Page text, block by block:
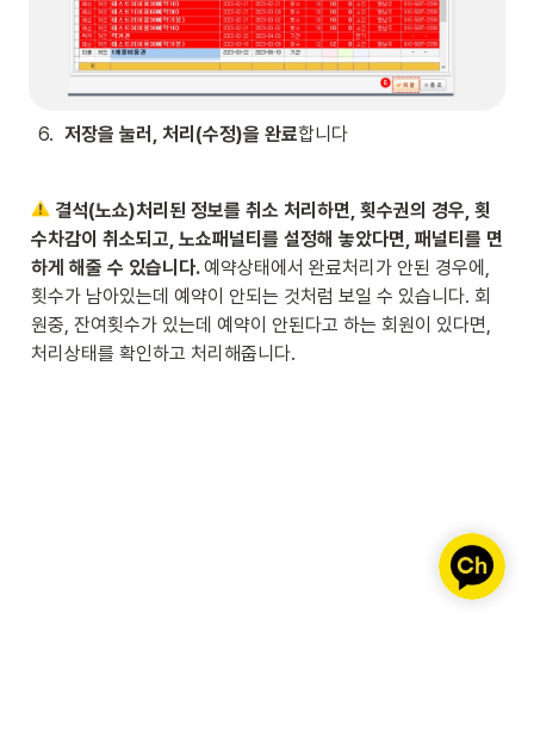
6. 저장을 눌러, 처리(수정)을 완료합니다
결석(노쇼)처리된 정보를 취소 처리하면, 횟수권의 경우, 횟
수차감이 취소되고, 노쇼패널티를 설정해 놓았다면, 패널티를 면
하게 해줄 수 있습니다. 예약상태에서 완료처리가 안된 경우에,
횟수가 남아있는데 예약이 안되는 것처럼 보일 수 있습니다. 회
원중, 잔여횟수가 있는데 예약이 안된다고 하는 회원이 있다면,
처리상태를 확인하고 처리해줍니다.